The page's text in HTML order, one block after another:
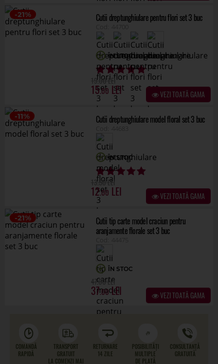
-11% Cutii dreptunghiulare model floral set 3 buc
ÎN STOC
.50
12.00 VEZI TOATĂ GAMA
-21%
Cutii tip carte model craciun pentru
ÎN STOC
.00
37.00 VEZI TOATĂ GAMA
COMANDĂ
14 ZILE
NEWSLETTER
Abonează-te la newsletterul nostru pentru a fi la curent